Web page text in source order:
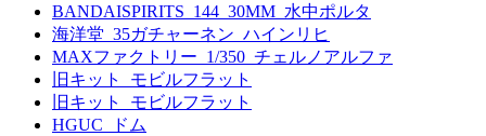
BANDAISPIRITS_144_30MM_水中ポルタ
海洋堂_35ガチャーネン_ハインリヒ
MAXファクトリー_1/350_チェルノアルファ
旧キット_モビルフラット
旧キット_モビルフラット
HGUC_ドム